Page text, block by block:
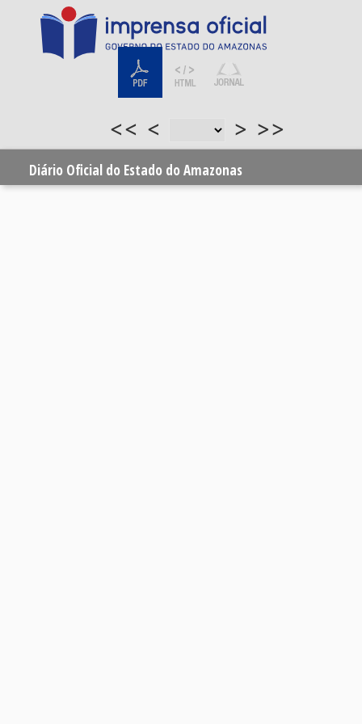
<< < > >>
Diário Oficial do Estado do Amazonas